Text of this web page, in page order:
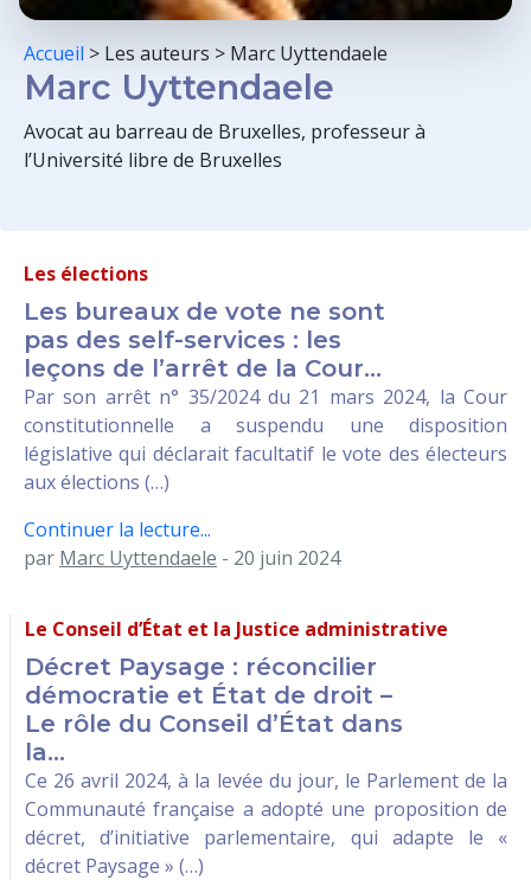
Accueil > Les auteurs > Marc Uyttendaele
Marc Uyttendaele
Avocat au barreau de Bruxelles, professeur à
l’Université libre de Bruxelles
Les élections
Les bureaux de vote ne sont
pas des self-services : les
leçons de l’arrêt de la Cour...
Par son arrêt n° 35/2024 du 21 mars 2024, la Cour
constitutionnelle a suspendu une disposition
législative qui déclarait facultatif le vote des électeurs
aux élections (…)
Continuer la lecture...
par Marc Uyttendaele - 20 juin 2024
Le Conseil d’État et la Justice administrative
Décret Paysage : réconcilier
démocratie et État de droit –
Le rôle du Conseil d’État dans
la...
Ce 26 avril 2024, à la levée du jour, le Parlement de la
Communauté française a adopté une proposition de
décret, d’initiative parlementaire, qui adapte le «
décret Paysage » (…)